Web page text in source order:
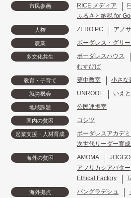
市民参画 RICE メディア
ふるさと納税 for
人権 ZERO PC アノ
農業 ボーダレス・グリ
多文化共生 ボーダレスハウス
むすびば
教育・子育て 夢中教室 小さな
就労機会 UNROOF いえ
地域課題 公民連携室
国内の貧困 コシツ
起業支援・人材育成
ボーダレスアカデ
次世代リーダー育
海外の貧困 AMOMA JOGGO
アフリカシアバター
Ethical Factory
海外拠点 バングラデシュ